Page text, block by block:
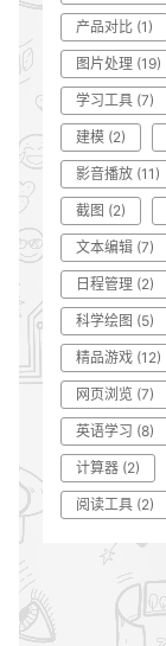
产品对比 (1)
图片处理 (19)
学习工具 (7)
建模 (2)
影音播放 (11)
截图 (2)
文本编辑 (7)
日程管理 (2)
科学绘图 (5)
精品游戏 (12)
网页浏览 (7)
英语学习 (8)
计算器 (2)
阅读工具 (2)